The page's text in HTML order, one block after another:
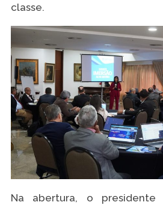
classe.
Na abertura, o presidente